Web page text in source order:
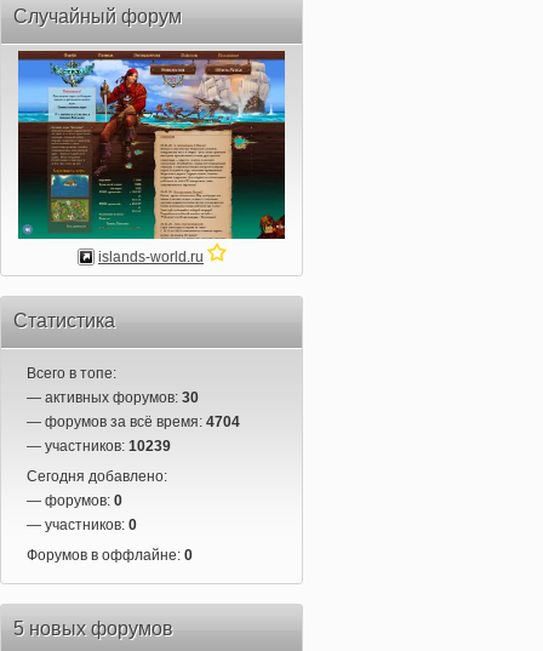
Случайный форум
islands-world.ru
Статистика
Всего в топе:
— активных форумов: 30
— форумов за всё время: 4704
— участников: 10239
Сегодня добавлено:
— форумов: 0
— участников: 0
Форумов в оффлайне: 0
5 новых форумов